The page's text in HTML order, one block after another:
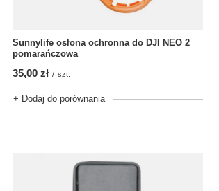
Sunnylife osłona ochronna do DJI NEO 2
pomarańczowa
35,00 zł / szt.
+ Dodaj do porównania